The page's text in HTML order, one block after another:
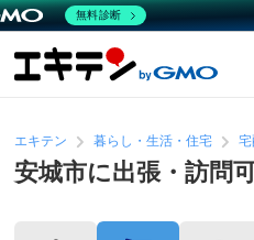
エキテン 暮らし・生活・住宅 宅
安城市に出張・訪問
無料診断